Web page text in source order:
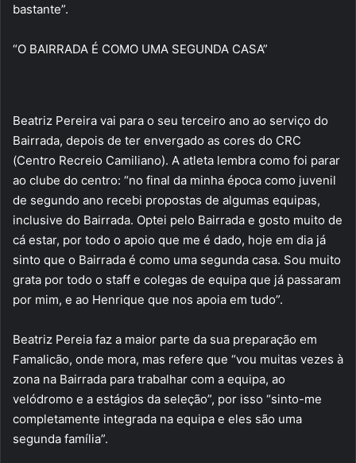
bastante”.
“O BAIRRADA É COMO UMA SEGUNDA CASA”
Beatriz Pereira vai para o seu terceiro ano ao serviço do
Bairrada, depois de ter envergado as cores do CRC
(Centro Recreio Camiliano). A atleta lembra como foi parar
ao clube do centro: “no final da minha época como juvenil
de segundo ano recebi propostas de algumas equipas,
inclusive do Bairrada. Optei pelo Bairrada e gosto muito de
cá estar, por todo o apoio que me é dado, hoje em dia já
sinto que o Bairrada é como uma segunda casa. Sou muito
grata por todo o staff e colegas de equipa que já passaram
por mim, e ao Henrique que nos apoia em tudo”.
Beatriz Pereia faz a maior parte da sua preparação em
Famalicão, onde mora, mas refere que “vou muitas vezes à
zona na Bairrada para trabalhar com a equipa, ao
velódromo e a estágios da seleção”, por isso “sinto-me
completamente integrada na equipa e eles são uma
segunda família”.